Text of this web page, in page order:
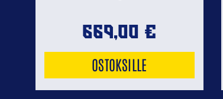
669,00 €
OSTOKSILLE